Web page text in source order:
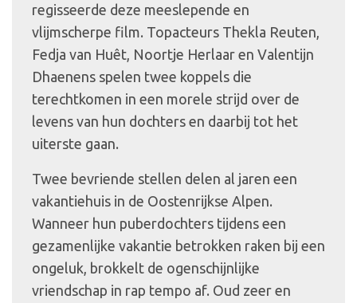
regisseerde deze meeslepende en
vlijmscherpe film. Topacteurs Thekla Reuten,
Fedja van Huêt, Noortje Herlaar en Valentijn
Dhaenens spelen twee koppels die
terechtkomen in een morele strijd over de
levens van hun dochters en daarbij tot het
uiterste gaan.
Twee bevriende stellen delen al jaren een
vakantiehuis in de Oostenrijkse Alpen.
Wanneer hun puberdochters tijdens een
gezamenlijke vakantie betrokken raken bij een
ongeluk, brokkelt de ogenschijnlijke
vriendschap in rap tempo af. Oud zeer en